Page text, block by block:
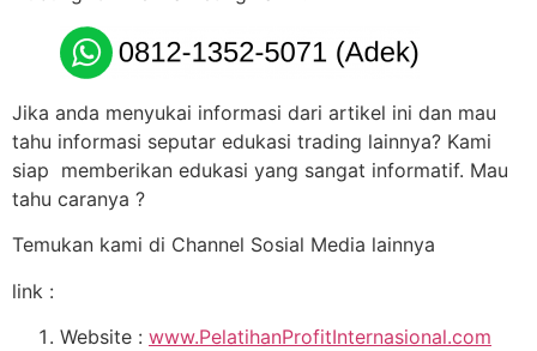
Jika anda menyukai informasi dari artikel ini dan mau
tahu informasi seputar edukasi trading lainnya? Kami
siap memberikan edukasi yang sangat informatif. Mau
tahu caranya ?
Temukan kami di Channel Sosial Media lainnya
link :
Website : www.PelatihanProfitInternasional.com